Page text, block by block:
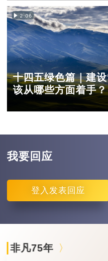
2:06
十四五绿色篇｜建
该从哪些方面着手？
我要回应
登入 发表回应
非凡75年